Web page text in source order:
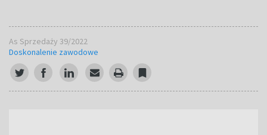
As Sprzedaży 39/2022
Doskonalenie zawodowe